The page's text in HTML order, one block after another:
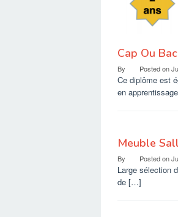
Cap Ou
By Posted on
Ce diplôme est
en
Meuble
By Posted on
Large sélection
de […]